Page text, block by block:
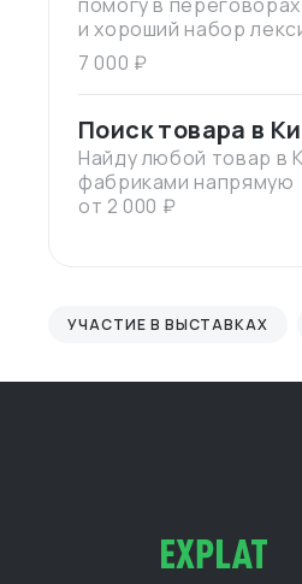
и хороший набор
7 000 ₽
Поиск товара в
Найду любой товар в
фабриками напрямую
от 2 000 ₽
УЧАСТИЕ В ВЫСТАВКАХ